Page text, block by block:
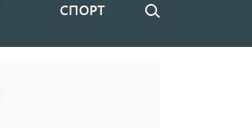
СПОРТ Поиск